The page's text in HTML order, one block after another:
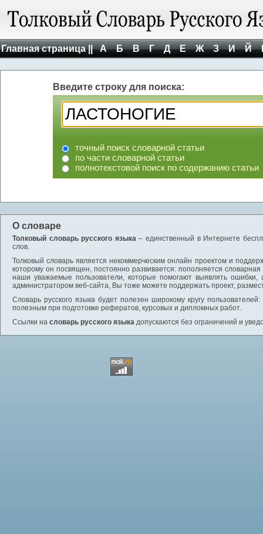
Главная страница || А Б В Г Д Е Ж З И Й
Введите строку для поиска:
точный поиск словарной статьи
по части словарной статьи
полнотекстовой поиск по содержанию статьи
О словаре
Толковый словарь русского языка– единственный в Интернете
слов.
Толковый словарь является некоммерческим онлайн проектом и
которому он посвящен, постоянно развивается: пополняется
наши уважаемые пользователи, которые помогают выявлять
администратором веб-сайта, Вы тоже можете поддержать проект,
Словарь русского языка будет полезен широкому кругу
полезным при подготовке рефератов, курсовых и дипломных работ.
Ссылки на словарь русского языка допускаются без ограничений и